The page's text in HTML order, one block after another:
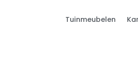
Tuinmeubelen